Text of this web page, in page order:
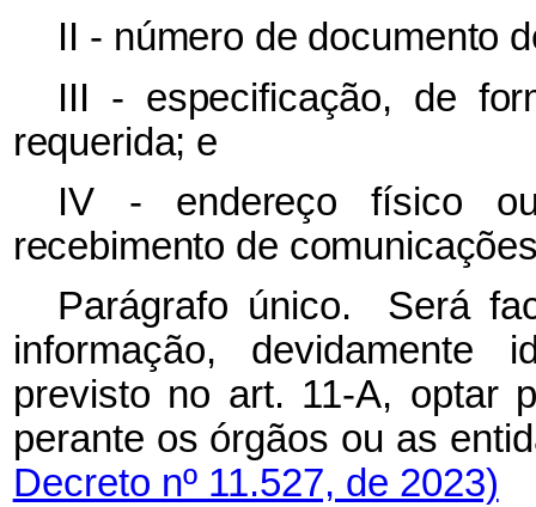
II - número de documento
III - especificação, de
requerida; e
IV - endereço físico
recebimento de
Parágrafo único. Será
informação, devidamente
previsto no art. 11-A, optar
perante os órgãos ou as
Decreto nº 11.527, de 2023)